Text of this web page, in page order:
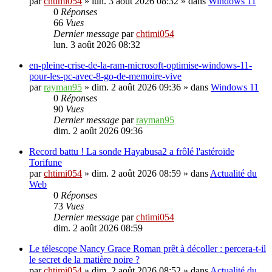
0 Réponses
66 Vues
Dernier message parchtimi054
lun. 3 août 2026 08:32
en-pleine-crise-de-la-ram-microsoft-optimise-windows-11-
pour-les-pc-avec-8-go-de-memoire-vive
parrayman95 » dim. 2 août 2026 09:36 » dans Windows 11
0 Réponses
90 Vues
Dernier message parrayman95
dim. 2 août 2026 09:36
Record battu ! La sonde Hayabusa2 a frôlé l'astéroïde
Torifune
parchtimi054 » dim. 2 août 2026 08:59 » dans Actualité du
Web
0 Réponses
73 Vues
Dernier message parchtimi054
dim. 2 août 2026 08:59
Le télescope Nancy Grace Roman prêt à décoller : percera-t-il
le secret de la matière noire ?